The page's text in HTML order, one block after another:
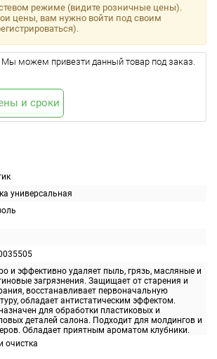
универсальная
и эффективно удаляет пыль, грязь, масляные и
загрязнения. Защищает от старения и
восстанавливает первоначальную
обладает антистатическим эффектом.
для обработки пластиковых и
деталей салона. Подходит для молдингов и
Обладает приятным ароматом клубники.
очистка
режиме (видите розничные цены).
цены, вам нужно войти под своим
Мы можем привезти данный товар под заказ.
и сроки